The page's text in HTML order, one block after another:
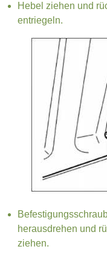
Hebel ziehen und
entriegeln.
herausdrehen und
ziehen.